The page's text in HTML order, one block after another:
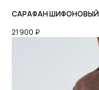
САРАФАН ШИФОНОВЫЙ
21 900 ₽